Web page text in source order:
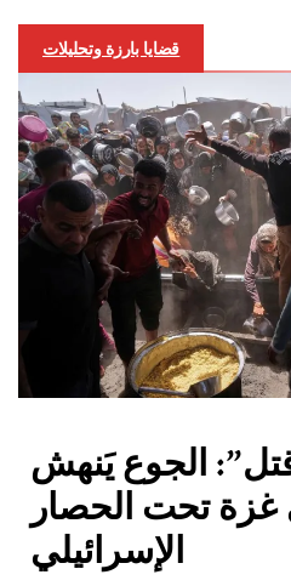
قضايا بارزة وتحليلات
الجوع يَنهش
تحت الحصار
الإسرائيلي